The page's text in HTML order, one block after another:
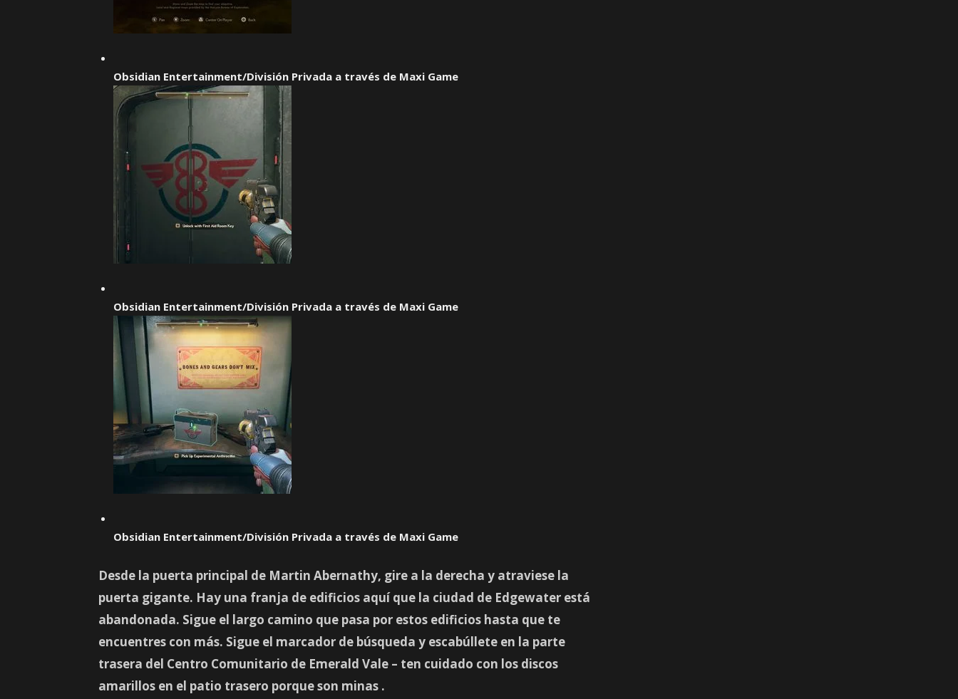
Obsidian Entertainment/División Privada a través de Maxi Game
Obsidian Entertainment/División Privada a través de Maxi Game
Obsidian Entertainment/División Privada a través de Maxi Game
Desde la puerta principal de Martin Abernathy, gire a la derecha y atraviese la
puerta gigante. Hay una franja de edificios aquí que la ciudad de Edgewater está
abandonada. Sigue el largo camino que pasa por estos edificios hasta que te
encuentres con más. Sigue el marcador de búsqueda y escabúllete en la parte
trasera del Centro Comunitario de Emerald Vale – ten cuidado con los discos
amarillos en el patio trasero porque son minas .